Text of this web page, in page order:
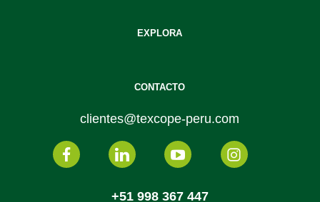
EXPLORA
CONTACTO
clientes@texcope-peru.com
+51 998 367 447